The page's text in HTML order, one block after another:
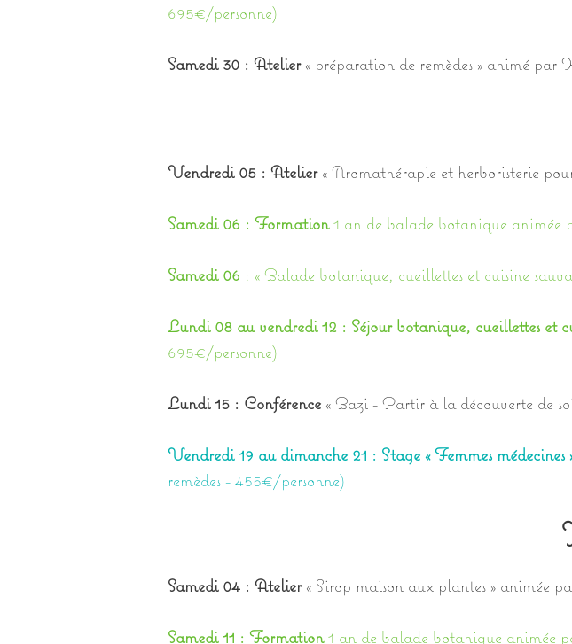
695€/personne)
Samedi 30 : Atelier« préparation de remèdes » animé
Vendredi 05 : Atelier« Aromathérapie et herboristerie
Samedi 06 : Formation1 an de balade botanique
Samedi 06 : « Balade botanique, cueillettes et cuisine
Lundi 08 au vendredi 12 : Séjour botanique, cueillettes et
695€/personne)
Lundi 15 : Conférence « Bazi - Partir à la découverte de
Vendredi 19 au dimanche 21 : Stage « Femmes médecines
remèdes - 455€/personne)
Samedi 04 : Atelier« Sirop maison aux plantes » animée
Samedi 11 : Formation1 an de balade botanique animée